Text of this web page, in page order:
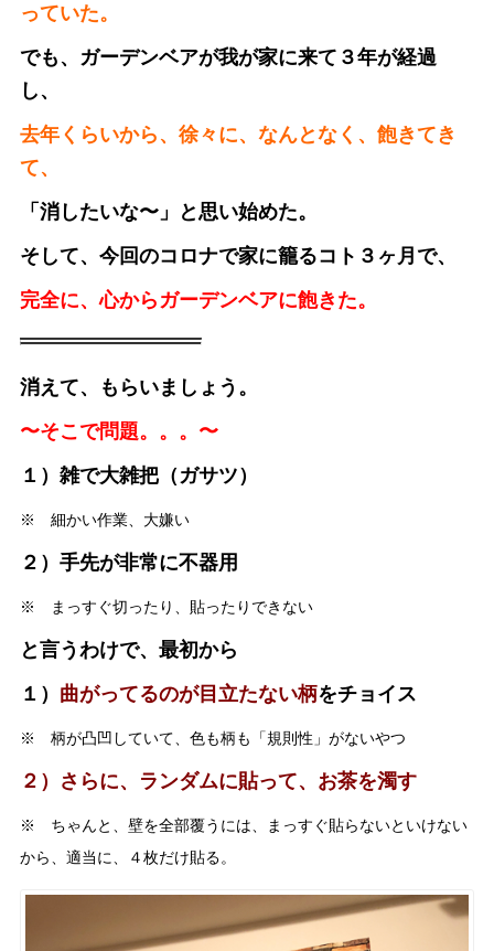
っていた。
でも、ガーデンベアが我が家に来て３年が経過
し、
去年くらいから、徐々に、なんとなく、飽きてき
て、
「消したいな〜」と思い始めた。
そして、今回のコロナで家に籠るコト３ヶ月で、
完全に、心からガーデンベアに飽きた。
消えて、もらいましょう。
〜そこで問題。。。〜
１）雑で大雑把（ガサツ）
※ 細かい作業、大嫌い
２）手先が非常に不器用
※ まっすぐ切ったり、貼ったりできない
と言うわけで、最初から
１） 曲がってるのが目立たない柄をチョイス
※ 柄が凸凹していて、色も柄も「規則性」がないやつ
２）さらに、ランダムに貼って、お茶を濁す
※ ちゃんと、壁を全部覆うには、まっすぐ貼らないといけない
から、適当に、４枚だけ貼る。